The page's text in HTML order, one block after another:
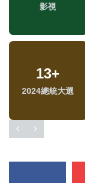
影視
13+
2024總統大選
14+
評論